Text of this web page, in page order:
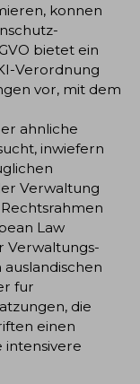
konnen
bietet ein
Verordnung
vor, mit dem
ahnliche
inwiefern
Verwaltung
Law
Verwaltungs-
fur
die
einen
intensivere